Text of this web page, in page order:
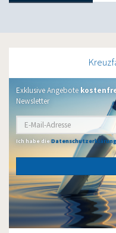
Exklusive Angebote
Newsletter
Ich habe dieDatenschutzerklärung